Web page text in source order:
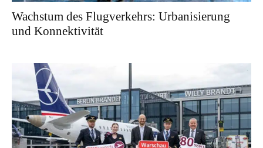
Wachstum des Flugverkehrs: Urbanisierung
und Konnektivität